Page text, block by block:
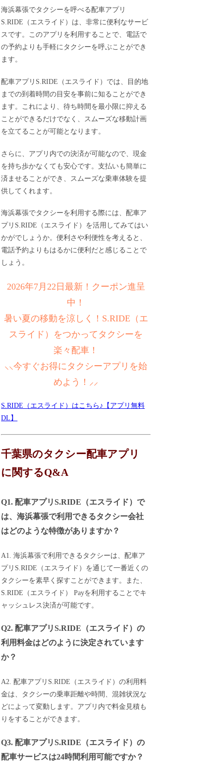
海浜幕張でタクシーを呼べる配車アプリ
S.RIDE（エスライド）は、非常に便利なサービ
スです。このアプリを利用することで、電話で
の予約よりも手軽にタクシーを呼ぶことができ
ます。
配車アプリS.RIDE（エスライド）では、目的地
までの到着時間の目安を事前に知ることができ
ます。これにより、待ち時間を最小限に抑える
ことができるだけでなく、スムーズな移動計画
を立てることが可能となります。
さらに、アプリ内での決済が可能なので、現金
を持ち歩かなくても安心です。支払いも簡単に
済ませることができ、スムーズな乗車体験を提
供してくれます。
海浜幕張でタクシーを利用する際には、配車ア
プリS.RIDE（エスライド）を活用してみてはい
かがでしょうか。便利さや利便性を考えると、
電話予約よりもはるかに便利だと感じることで
しょう。
2026年7月22日最新！クーポン進呈
中！
暑い夏の移動を涼しく！S.RIDE（エ
スライド）をつかってタクシーを
楽々配車！
⸜⸜今すぐお得にタクシーアプリを始
めよう！⸝⸝
S.RIDE（エスライド）はこちら♪【アプリ無料
DL】
千葉県のタクシー配車アプリ
に関するQ&A
Q1. 配車アプリS.RIDE（エスライド）で
は、海浜幕張で利用できるタクシー会社
はどのような特徴がありますか？
A1. 海浜幕張で利用できるタクシーは、配車ア
プリS.RIDE（エスライド）を通じて一番近くの
タクシーを素早く探すことができます。また、
S.RIDE（エスライド） Payを利用することでキ
ャッシュレス決済が可能です。
Q2. 配車アプリS.RIDE（エスライド）の
利用料金はどのように決定されています
か？
A2. 配車アプリS.RIDE（エスライド）の利用料
金は、タクシーの乗車距離や時間、混雑状況な
どによって変動します。アプリ内で料金見積も
りをすることができます。
Q3. 配車アプリS.RIDE（エスライド）の
配車サービスは24時間利用可能ですか？